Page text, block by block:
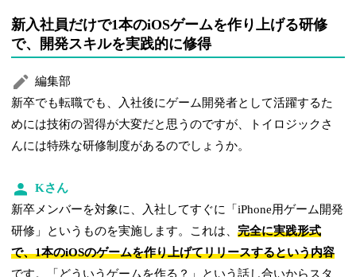
新入社員だけで1本のiOSゲームを作り上げる研修
で、開発スキルを実践的に修得
編集部
新卒でも転職でも、入社後にゲーム開発者として活躍するた
めには技術の習得が大変だと思うのですが、トイロジックさ
んには特殊な研修制度があるのでしょうか。
Kさん
新卒メンバーを対象に、入社してすぐに「iPhone用ゲーム開発
研修」というものを実施します。これは、完全に実践形式
で、1本のiOSのゲームを作り上げてリリースするという内容
です。「どういうゲームを作る？」という話し合いからスタ